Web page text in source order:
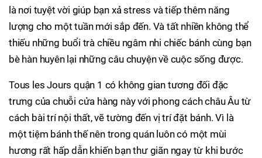
là nơi tuyệt vời giúp bạn xả stress và tiếp thêm năng
lượng cho một tuần mới sắp đến. Và tất nhiền không thể
thiếu những buổi trà chiều ngâm nhi chiếc bánh cùng bạn
bè hàn huyên lại những câu chuyện về cuộc sống được.
Tous les Jours quận 1 có không gian tương đối đặc
trưng của chuỗi cửa hàng này với phong cách châu Âu từ
cách bài trí nội thất, vẽ tường đến vị trí đặt bánh. Vì là
một tiệm bánh thế nên trong quán luôn có một mùi
hương rất hấp dẫn khiến bạn thư giãn ngay từ khi bước